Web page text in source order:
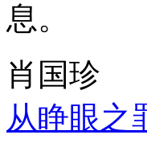
息。
肖国珍
从睁眼之